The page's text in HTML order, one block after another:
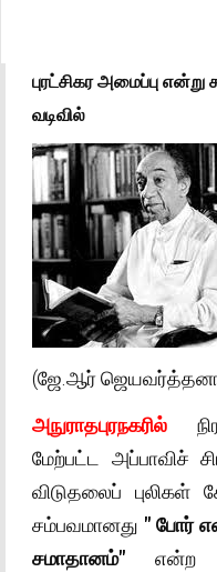
புரட்சிகர அமைப்பு என்று
வடிவில்
(ஜே.ஆர்
அநுராதபுரநகரில்
மேற்பட்ட அப்பாவிச்
விடுதலைப்
சம்பவமானது " போர்
சமாதானம்" என்ற